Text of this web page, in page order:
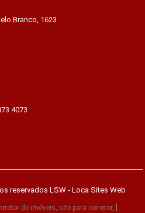
Branco, 1623
4073
reservados LSW - Loca Sites Web
de imóveis, site para corretor, ]